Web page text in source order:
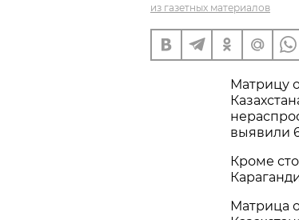
из газетных материалов
Матрицу
выявили
Кроме
Матрица